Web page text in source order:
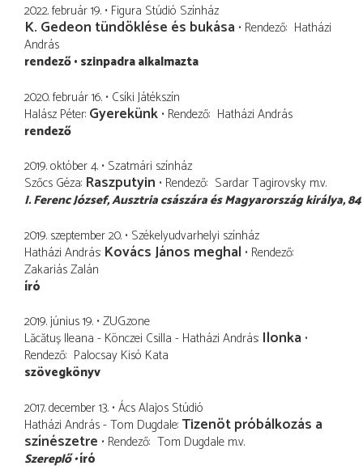
2022. február 19. Figura Stúdió Színház
K. Gedeon tündöklése és bukása Rendező Hatházi
András
rendező szinpadra alkalmazta
2020. február 16. Csíki Játékszín
Halász Péter Gyerekünk Rendező Hatházi András
rendező
2019. október 4. Szatmári színház
Szőcs Géza Raszputyin Rendező Sardar Tagirovsky m.v.
I. Ferenc József Ausztria császára és Magyarország királya,
2019. szeptember 20. Székelyudvarhelyi színház
Hatházi András Kovács János meghal Rendező
Zakariás Zalán
író
2019. június 19. ZUG.zone
Lăcătuș Ileana - Könczei Csilla - Hatházi András Ilonka
Rendező Palocsay Kisó Kata
szövegkönyv
2017. december 13. Ács Alajos Stúdió
Hatházi András - Tom Dugdale Tizenöt próbálkozás a
színészetre Rendező Tom Dugdale m.v.
Szereplő író